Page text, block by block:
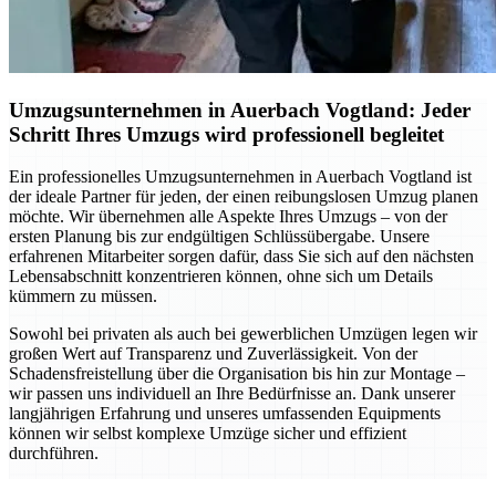
Umzugsunternehmen in Auerbach Vogtland: Jeder
Schritt Ihres Umzugs wird professionell begleitet
Ein professionelles Umzugsunternehmen in Auerbach Vogtland ist
der ideale Partner für jeden, der einen reibungslosen Umzug planen
möchte. Wir übernehmen alle Aspekte Ihres Umzugs – von der
ersten Planung bis zur endgültigen Schlüssübergabe. Unsere
erfahrenen Mitarbeiter sorgen dafür, dass Sie sich auf den nächsten
Lebensabschnitt konzentrieren können, ohne sich um Details
kümmern zu müssen.
Sowohl bei privaten als auch bei gewerblichen Umzügen legen wir
großen Wert auf Transparenz und Zuverlässigkeit. Von der
Schadensfreistellung über die Organisation bis hin zur Montage –
wir passen uns individuell an Ihre Bedürfnisse an. Dank unserer
langjährigen Erfahrung und unseres umfassenden Equipments
können wir selbst komplexe Umzüge sicher und effizient
durchführen.